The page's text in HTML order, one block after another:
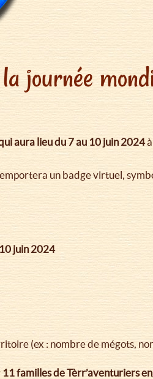
journée
aura lieu du 7 au 10 juin 2024à
un badge virtuel,
juin 2024
(ex : nombre de mégots,
11 familles de Tèrr’aventuriers